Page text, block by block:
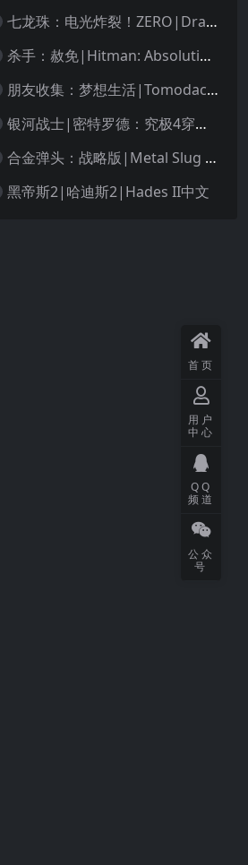
七龙珠：电光炸裂！ZERO|Dragon Ball: Sparking! Zero中文
杀手：赦免|Hitman: Absolution汉化
朋友收集：梦想生活|Tomodachi Life: Living the Dream中文
银河战士|密特罗德：究极4穿越未知|Metroid Prime 4: Beyond中文
合金弹头：战略版|Metal Slug Tactics中文
黑帝斯2|哈迪斯2|Hades II中文
首页
用户
中心
QQ
频道
公众
号